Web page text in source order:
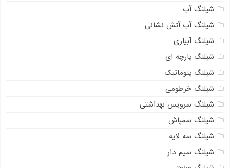
شیلنگ آب
شیلنگ آب آتش نشانی
شیلنگ آبیاری
شیلنگ پارچه ای
شیلنگ پنوماتیک
شیلنگ خرطومی
شیلنگ سرویس بهداشتی
شیلنگ سمپاش
شیلنگ سه لایه
شیلنگ سیم دار